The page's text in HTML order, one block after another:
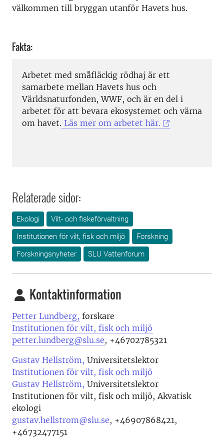
välkommen till bryggan utanför Havets hus.
Fakta:
Arbetet med småfläckig rödhaj är ett
samarbete mellan Havets hus och
Världsnaturfonden, WWF, och är en del i
arbetet för att bevara ekosystemet och värna
om havet. Läs mer om arbetet här.
Relaterade sidor:
Ekologi
Vilt- och fiskeförvaltning
Institutionen för vilt, fisk och miljö
Forskning
Forskningsnyheter
SLU Vattenforum
Kontaktinformation
Petter Lundberg, forskare
Institutionen för vilt, fisk och miljö
petter.lundberg@slu.se, +46702785321
Gustav Hellström, Universitetslektor
Institutionen för vilt, fisk och miljö
Gustav Hellström, Universitetslektor
Institutionen för vilt, fisk och miljö, Akvatisk
ekologi
gustav.hellstrom@slu.se, +46907868421,
+46732477151